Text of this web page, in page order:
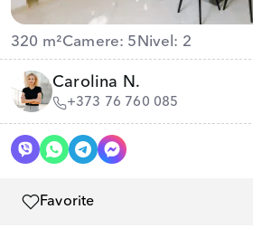
320 m²Camere: 5 Nivel: 2
Carolina N.
+373 76 760 085
Favorite